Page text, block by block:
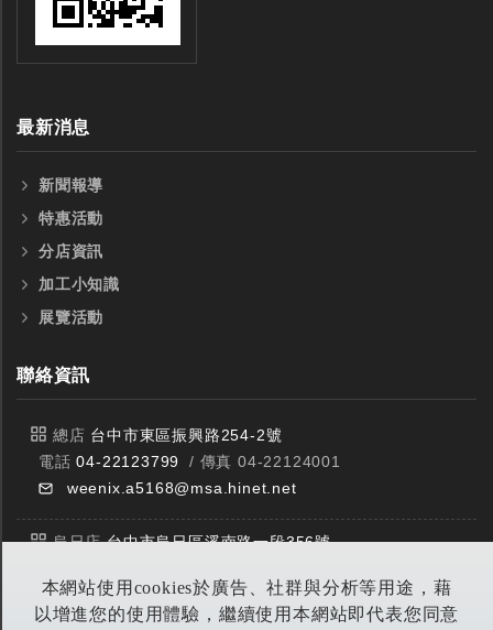
本網站使用cookies於廣告、社群與分析等用途，藉
以增進您的使用體驗，繼續使用本網站即代表您同意
最新消息
新聞報導
特惠活動
分店資訊
加工小知識
展覽活動
聯絡資訊
總店 台中市東區振興路254-2號
電話04-22123799
/ 傳真 04-22124001
weenix.a5168@msa.hinet.net
烏日店台中市烏日區溪南路一段356號
豐原店台中市潭子區中山路三段303號